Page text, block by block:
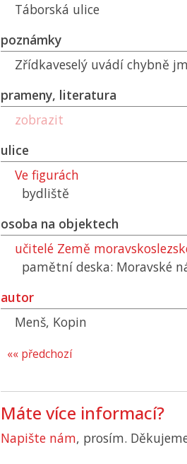
Táborská ulice
poznámky
Zřídkaveselý uvádí chybně
prameny, literatura
zobrazit
ulice
Ve figurách
bydliště
osoba na objektech
učitelé Země
pamětní deska: Moravské
autor
Menš, Kopin
«« předchozí
Máte více informací?
Napište nám, prosím.